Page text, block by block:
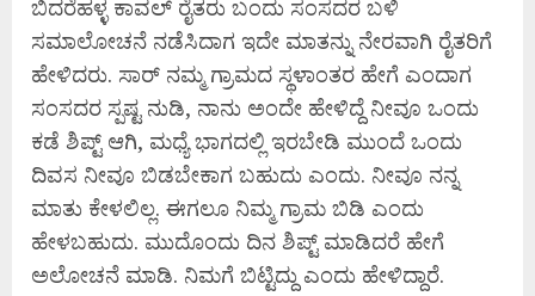
ಬಿದರೆಹಳ್ಳ ಕಾವಲ್ ರೈತರು ಬಂದು ಸಂಸದರ ಬಳಿ
ಸಮಾಲೋಚನೆ ನಡೆಸಿದಾಗ ಇದೇ ಮಾತನ್ನು ನೇರವಾಗಿ ರೈತರಿಗೆ
ಹೇಳಿದರು. ಸಾರ್ ನಮ್ಮ ಗ್ರಾಮದ ಸ್ಥಳಾಂತರ ಹೇಗೆ ಎಂದಾಗ
ಸಂಸದರ ಸ್ಪಷ್ಟ ನುಡಿ, ನಾನು ಅಂದೇ ಹೇಳಿದ್ದೆ ನೀವೂ ಒಂದು
ಕಡೆ ಶಿಪ್ಟ್ ಆಗಿ, ಮಧ್ಯೆ ಭಾಗದಲ್ಲಿ ಇರಬೇಡಿ ಮುಂದೆ ಒಂದು
ದಿವಸ ನೀವೂ ಬಿಡಬೇಕಾಗ ಬಹುದು ಎಂದು. ನೀವೂ ನನ್ನ
ಮಾತು ಕೇಳಲಿಲ್ಲ. ಈಗಲೂ ನಿಮ್ಮ ಗ್ರಾಮ ಬಿಡಿ ಎಂದು
ಹೇಳಬಹುದು. ಮುದೊಂದು ದಿನ ಶಿಪ್ಟ್ ಮಾಡಿದರೆ ಹೇಗೆ
ಅಲೋಚನೆ ಮಾಡಿ. ನಿಮಗೆ ಬಿಟ್ಟಿದ್ದು ಎಂದು ಹೇಳಿದ್ದಾರೆ.